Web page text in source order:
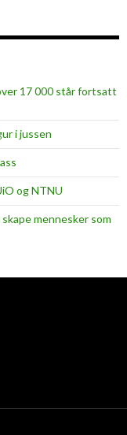
17 000 står fortsatt
i jussen
og NTNU
mennesker som